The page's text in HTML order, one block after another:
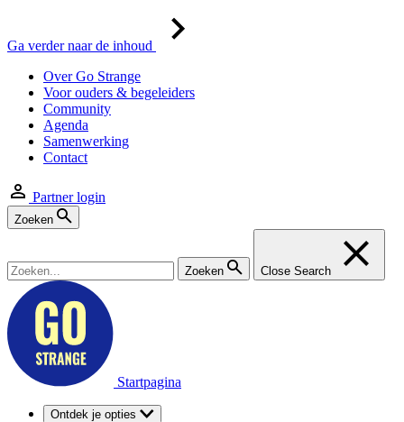
Ga verder naar de inhoud
Over Go Strange
Voor ouders & begeleiders
Community
Agenda
Samenwerking
Contact
Partner login
Zoeken
Zoeken Close Search
Startpagina
Ontdek je opties